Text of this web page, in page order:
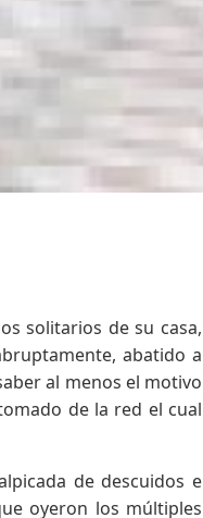
solitarios de su casa,
abatido a
al menos el motivo
de la red el cual
de descuidos e
oyeron los múltiples